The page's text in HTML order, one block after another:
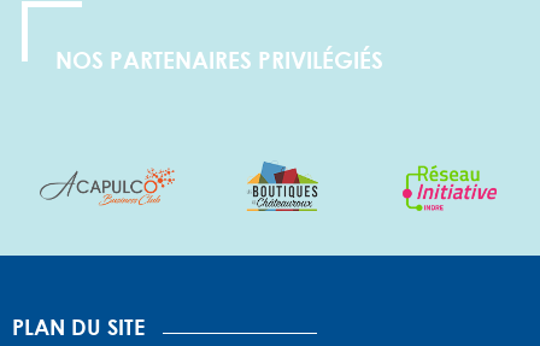
NOS PARTENAIRES PRIVILÉGIÉS
PLAN DU SITE